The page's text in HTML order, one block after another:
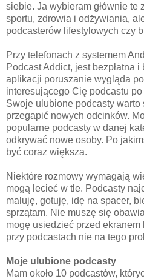
siebie. Ja wybieram głównie te
sportu, zdrowia i odżywiania,
podcasterów lifestylowych czy
Przy telefonach z systemem
Podcast Addict, jest bezpłatna
aplikacji poruszanie wygląda
interesującego Cię podcastu
Swoje ulubione podcasty
przegapić nowych odcinków.
popularne podcasty w danej
odkrywać nowe osoby. Po
być coraz większa.
Niektóre rozmowy wymagają
mogą lecieć w tle. Podcasty
maluję, gotuję, idę na spacer,
sprzątam. Nie muszę się
mogę usiedzieć przed ekranem
przy podcastach nie na tego
Moje ulubione podcasty
Mam około 10 podcastów,